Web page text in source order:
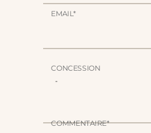
EMAIL*
CONCESSION
COMMENTAIRE*